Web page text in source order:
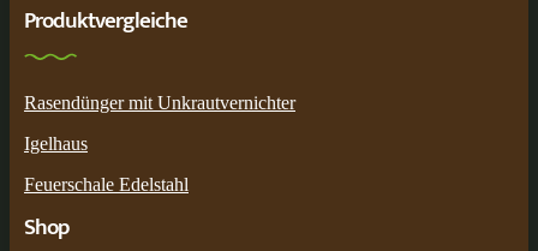
Produktvergleiche
Rasendünger mit Unkrautvernichter
Igelhaus
Feuerschale Edelstahl
Shop